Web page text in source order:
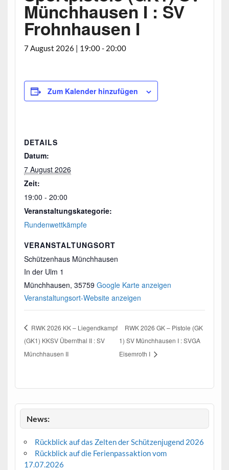
Münchhausen I : SV
Frohnhausen I
7 August 2026 | 19:00- 20:00
Zum Kalender hinzufügen
DETAILS
Datum:
7 August 2026
Zeit:
19:00 - 20:00
Veranstaltungskategorie:
Rundenwettkämpfe
VERANSTALTUNGSORT
Schützenhaus Münchhausen
In der Ulm 1
Münchhausen, 35759 Google Karte anzeigen
Veranstaltungsort-Website anzeigen
RWK 2026 KK – Liegendkampf
(GK1) KKSV Übernthal II : SV
Münchhausen II
RWK 2026 GK – Pistole (GK
1) SV Münchhausen I : SVGA
Eisemroth I
News:
Rückblick auf das Zelten der Schützenjugend 2026
Rückblick auf die Ferienpassaktion vom
17.07.2026